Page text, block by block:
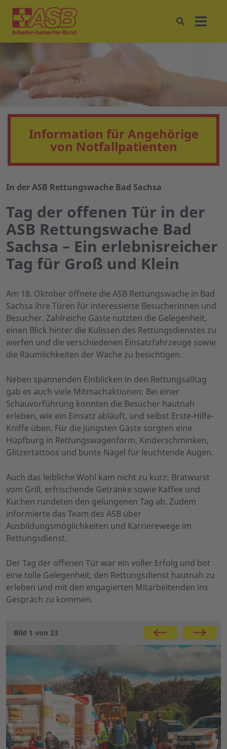
Information für Angehörige
von Notfallpatienten
In der ASB Rettungswache Bad Sachsa
Tag der offenen Tür in der
ASB Rettungswache Bad
Sachsa – Ein erlebnisreicher
Tag für Groß und Klein
Am 18. Oktober öffnete die ASB Rettungswache in Bad
Sachsa ihre Türen für interessierte Besucherinnen und
Besucher. Zahlreiche Gäste nutzten die Gelegenheit,
einen Blick hinter die Kulissen des Rettungsdienstes zu
werfen und die verschiedenen Einsatzfahrzeuge sowie
die Räumlichkeiten der Wache zu besichtigen.
Neben spannenden Einblicken in den Rettungsalltag
gab es auch viele Mitmachaktionen: Bei einer
Schauvorführung konnten die Besucher hautnah
erleben, wie ein Einsatz abläuft, und selbst Erste-Hilfe-
Kniffe üben. Für die jüngsten Gäste sorgten eine
Hüpfburg in Rettungswagenform, Kinderschminken,
Glitzertattoos und bunte Nägel für leuchtende Augen.
Auch das leibliche Wohl kam nicht zu kurz: Bratwurst
vom Grill, erfrischende Getränke sowie Kaffee und
Kuchen rundeten den gelungenen Tag ab. Zudem
informierte das Team des ASB über
Ausbildungsmöglichkeiten und Karrierewege im
Rettungsdienst.
Der Tag der offenen Tür war ein voller Erfolg und bot
eine tolle Gelegenheit, den Rettungsdienst hautnah zu
erleben und mit den engagierten Mitarbeitenden ins
Gespräch zu kommen.
Galerie
Bild 1 von 23